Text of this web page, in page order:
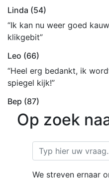
Linda (54)
“Ik kan nu weer goed
klikgebit”
Leo (66)
“Heel erg bedankt, ik
spiegel kijk!”
Bep (87)
Op zoek
We streven ernaar